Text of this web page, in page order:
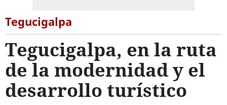
Tegucigalpa
Tegucigalpa, en la ruta
de la modernidad y el
desarrollo turístico